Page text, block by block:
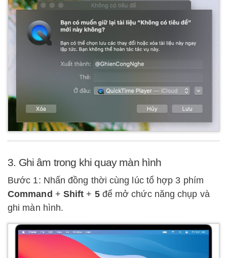
3. Ghi âm trong khi quay màn hình
Bước 1: Nhấn đồng thời cùng lúc tổ hợp 3 phím
Command + Shift + 5để mở chức năng chụp và
ghi màn hình.